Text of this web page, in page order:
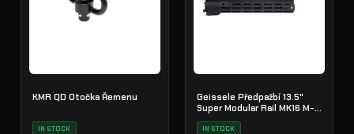
KMR QD Otočka Řemenu
IN STOCK
Geissele Předpažbí 13.5"
Super Modular Rail MK16 M-
LOK
IN STOCK